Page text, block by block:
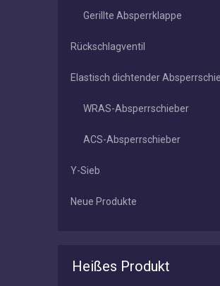
Gerillte Absperrklappe
Rückschlagventil
Elastisch dichtender
WRAS-Absperrschieber
ACS-Absperrschieber
Y-Sieb
Neue Produkte
Heißes Produkt